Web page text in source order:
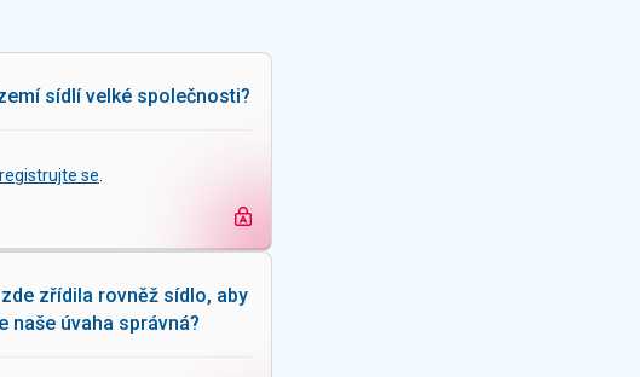
sídlí velké společnosti?
registrujte se
zřídila rovněž sídlo, aby
úvaha správná?